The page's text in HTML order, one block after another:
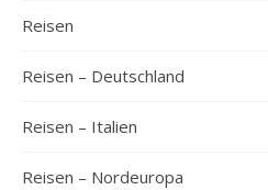
Reisen
Reisen – Deutschland
Reisen – Italien
Reisen – Nordeuropa